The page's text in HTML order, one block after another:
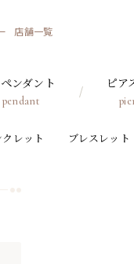
店舗一覧
ンダント ピア
レット ブレスレット